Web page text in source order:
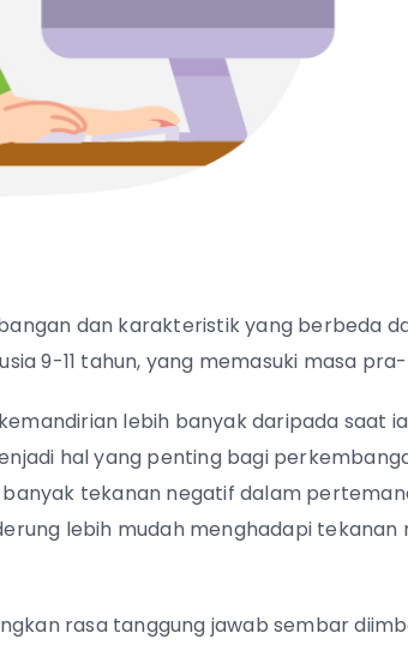
dan karakteristik yang berbeda
9-11 tahun, yang memasuki masa
lebih banyak daripada saat
hal yang penting bagi
banyak tekanan negatif dalam
lebih mudah menghadapi tekanan
rasa tanggung jawab sembar